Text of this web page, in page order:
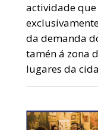
actividade
da demanda
tamén á zona
lugares da